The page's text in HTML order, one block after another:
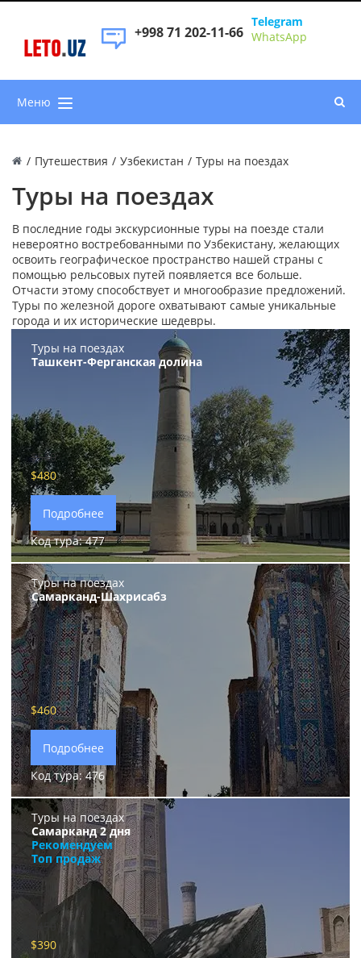
LETO.UZ
+998 71 202-11-66
Telegram
WhatsApp
Меню
/ Путешествия / Узбекистан / Туры на поездах
Туры на поездах
В последние годы экскурсионные туры на поезде стали
невероятно востребованными по Узбекистану, желающих
освоить географическое пространство нашей страны с
помощью рельсовых путей появляется все больше.
Отчасти этому способствует и многообразие предложений.
Туры по железной дороге охватывают самые уникальные
города и их исторические шедевры.
Туры на поездах
Ташкент-Ферганская долина
$540
$480
Подробнее
Код тура: 477
Туры на поездах
Самарканд-Шахрисабз
$460
Подробнее
Код тура: 476
Туры на поездах
Самарканд 2 дня
Рекомендуем
Топ продаж
$390